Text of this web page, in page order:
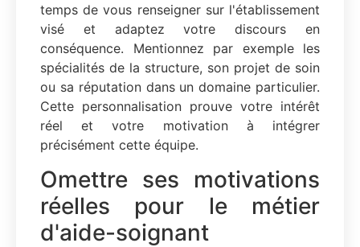
temps de vous renseigner sur l'établissement
visé et adaptez votre discours en
conséquence. Mentionnez par exemple les
spécialités de la structure, son projet de soin
ou sa réputation dans un domaine particulier.
Cette personnalisation prouve votre intérêt
réel et votre motivation à intégrer
précisément cette équipe.
Omettre ses motivations
réelles pour le métier
d'aide-soignant